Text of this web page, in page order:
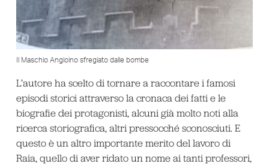
Il Maschio Angioino sfregiato dalle bombe
L’autore ha scelto di tornare a raccontare i famosi
episodi storici attraverso la cronaca dei fatti e le
biografie dei protagonisti, alcuni già molto noti alla
ricerca storiografica, altri pressocché sconosciuti. E
questo è un altro importante merito del lavoro di
Raia, quello di aver ridato un nome ai tanti professori,